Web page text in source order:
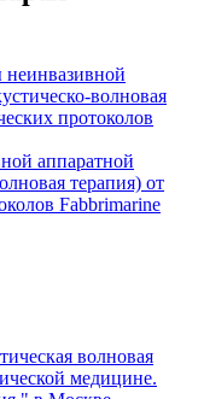
аппаратной
терапия) от
Fabbrimarine